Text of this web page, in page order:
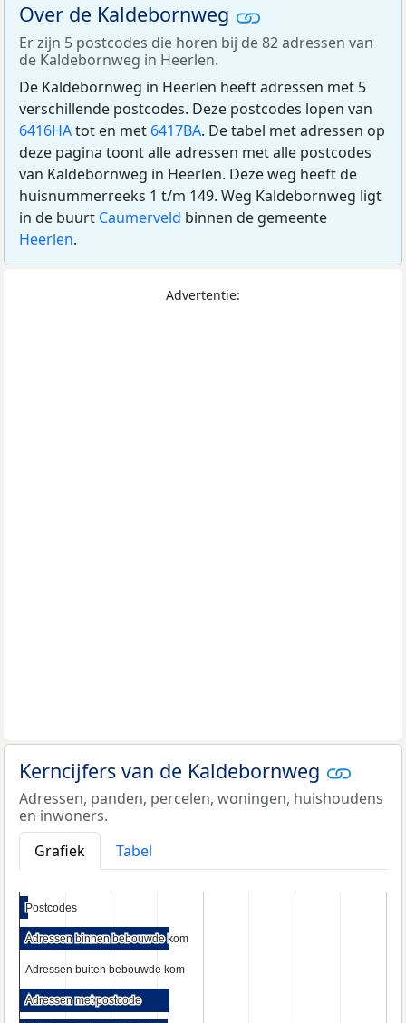
Over de Kaldebornweg
Er zijn 5 postcodes die horen bij de 82 adressen van
de Kaldebornweg in Heerlen.
De Kaldebornweg in Heerlen heeft adressen met 5
verschillende postcodes. Deze postcodes lopen van
6416HAtot en met 6417BA. De tabel met adressen op
deze pagina toont alle adressen met alle postcodes
van Kaldebornweg in Heerlen. Deze weg heeft de
huisnummerreeks 1 t/m 149. Weg Kaldebornweg ligt
in de buurt Caumerveld binnen de gemeente
Heerlen.
Advertentie:
Kerncijfers van de Kaldebornweg
Adressen, panden, percelen, woningen, huishoudens
en inwoners.
Grafiek
Tabel
Postcodes
Postcodes
Adressen binnen bebouwde kom
Adressen binnen bebouwde kom
Adressen buiten bebouwde kom
Adressen buiten bebouwde kom
Adressen met postcode
Adressen met postcode